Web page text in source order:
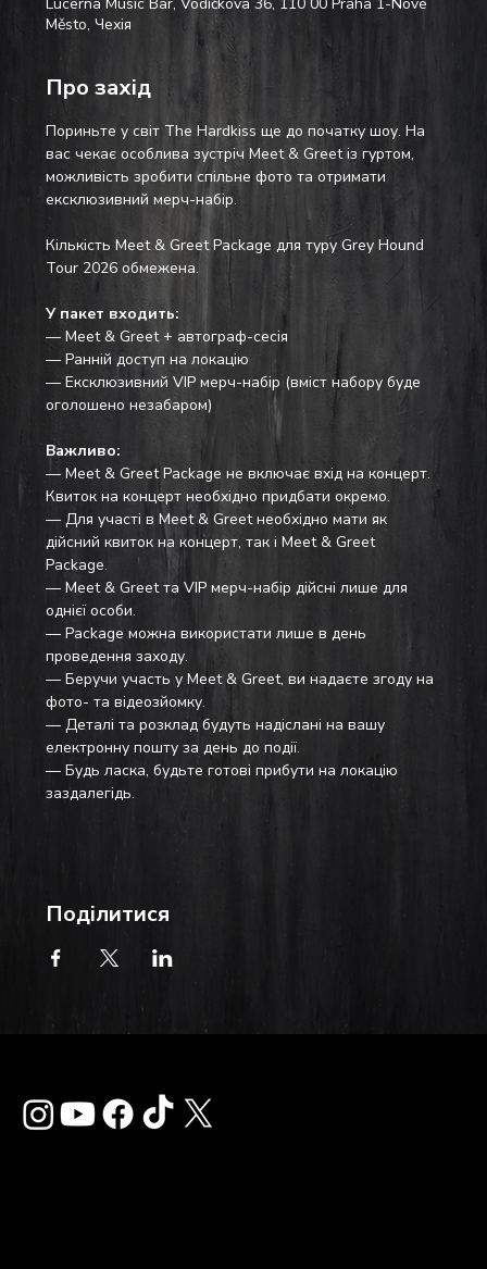
Město, Чехія
Про захід
Пориньте у світ The Hardkiss ще до початку шоу. На
вас чекає особлива зустріч Meet & Greet із гуртом,
можливість зробити спільне фото та отримати
ексклюзивний мерч-набір.
Кількість Meet & Greet Package для туру Grey Hound
Tour 2026 обмежена.
У пакет входить:
— Meet & Greet + автограф-сесія
— Ранній доступ на локацію
— Ексклюзивний VIP мерч-набір (вміст набору буде
оголошено незабаром)
Важливо:
— Meet & Greet Package не включає вхід на концерт.
Квиток на концерт необхідно придбати окремо.
— Для участі в Meet & Greet необхідно мати як
дійсний квиток на концерт, так і Meet & Greet
Package.
— Meet & Greet та VIP мерч-набір дійсні лише для
однієї особи.
— Package можна використати лише в день
проведення заходу.
— Беручи участь у Meet & Greet, ви надаєте згоду на
фото- та відеозйомку.
— Деталі та розклад будуть надіслані на вашу
електронну пошту за день до події.
— Будь ласка, будьте готові прибути на локацію
заздалегідь.
Поділитися